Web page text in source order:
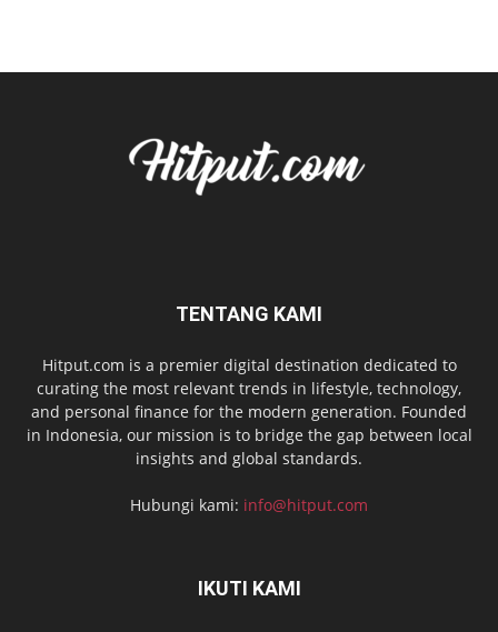
TENTANG KAMI
Hitput.com is a premier digital destination dedicated to
curating the most relevant trends in lifestyle, technology,
and personal finance for the modern generation. Founded
in Indonesia, our mission is to bridge the gap between local
insights and global standards.
Hubungi kami: info@hitput.com
IKUTI KAMI